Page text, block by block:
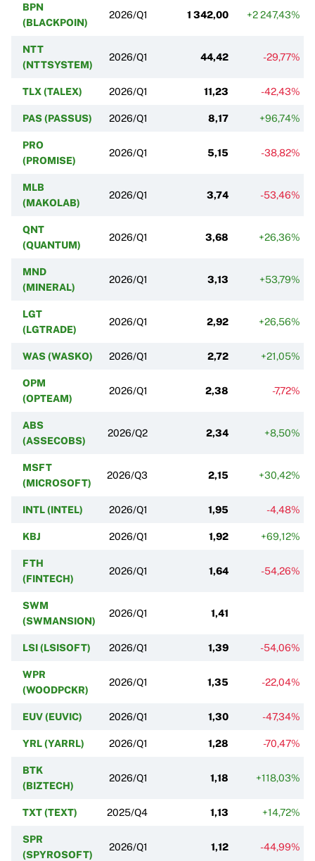
BPN
(BLACKPOIN)
2026/Q1 1 342,00 +2 247,43%
NTT
(NTTSYSTEM)
2026/Q1 44,42 -29,77%
TLX (TALEX) 2026/Q1 11,23 -42,43%
PAS (PASSUS) 2026/Q1 8,17 +96,74%
PRO
(PROMISE)
2026/Q1 5,15 -38,82%
MLB
(MAKOLAB)
2026/Q1 3,74 -53,46%
QNT
(QUANTUM)
2026/Q1 3,68 +26,36%
MND
(MINERAL)
2026/Q1 3,13 +53,79%
LGT
(LGTRADE)
2026/Q1 2,92 +26,56%
WAS (WASKO) 2026/Q1 2,72 +21,05%
OPM
(OPTEAM)
2026/Q1 2,38 -7,72%
ABS
(ASSECOBS)
2026/Q2 2,34 +8,50%
MSFT
(MICROSOFT)
2026/Q3 2,15 +30,42%
INTL (INTEL) 2026/Q1 1,95 -4,48%
KBJ 2026/Q1 1,92 +69,12%
FTH
(FINTECH)
2026/Q1 1,64 -54,26%
SWM
(SWMANSION)
2026/Q1 1,41
LSI (LSISOFT) 2026/Q1 1,39 -54,06%
WPR
(WOODPCKR)
2026/Q1 1,35 -22,04%
EUV (EUVIC) 2026/Q1 1,30 -47,34%
YRL (YARRL) 2026/Q1 1,28 -70,47%
BTK
(BIZTECH)
2026/Q1 1,18 +118,03%
TXT (TEXT) 2025/Q4 1,13 +14,72%
SPR
(SPYROSOFT)
2026/Q1 1,12 -44,99%